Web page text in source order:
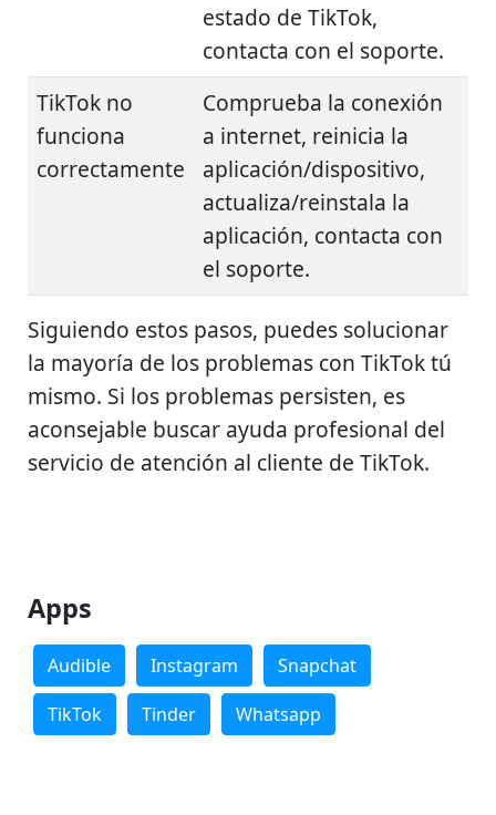
estado de TikTok,
contacta con el soporte.
TikTok no
funciona
correctamente
Comprueba la conexión
a internet, reinicia la
aplicación/dispositivo,
actualiza/reinstala la
aplicación, contacta con
el soporte.
Siguiendo estos pasos, puedes solucionar
la mayoría de los problemas con TikTok tú
mismo. Si los problemas persisten, es
aconsejable buscar ayuda profesional del
servicio de atención al cliente de TikTok.
Apps
Audible Instagram
Snapchat
TikTok
Tinder Whatsapp